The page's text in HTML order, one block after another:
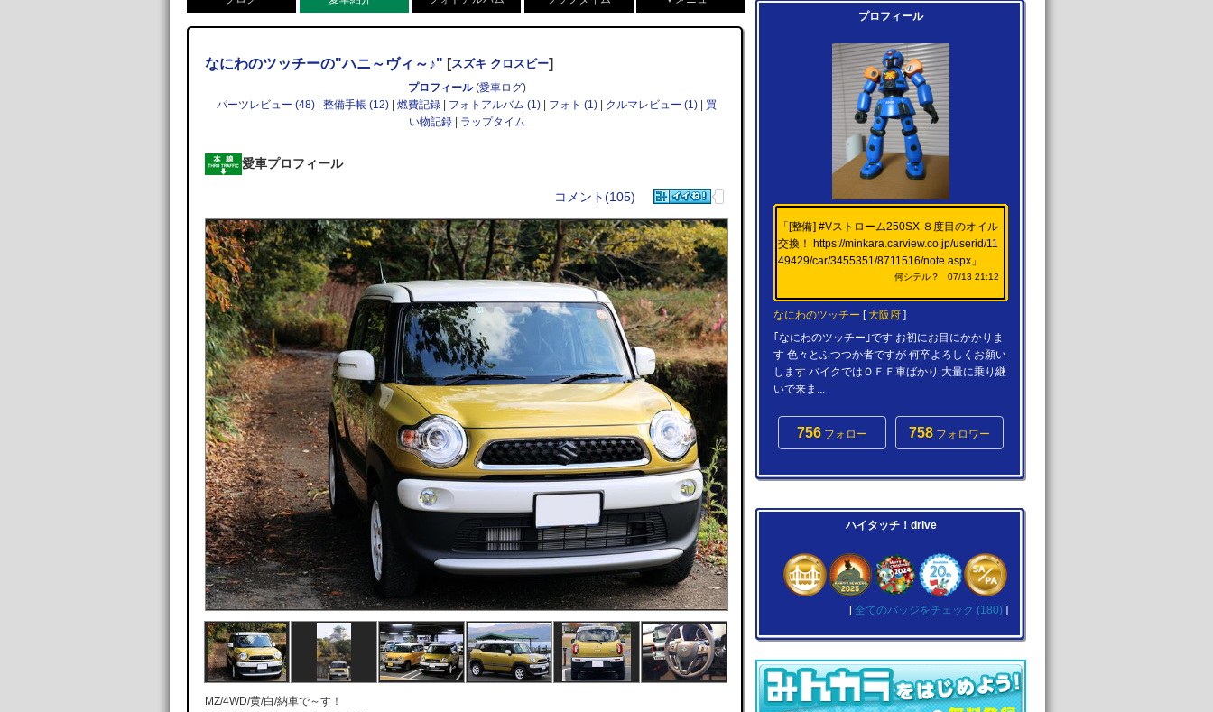
なにわのツッチーの"ハニ～ヴィ～♪" [スズキ クロスビー]
プロフィール(愛車ログ)
パーツレビュー (48)
整備手帳 (12) 燃費記録 フォトアルバム (1) フォト (1) クルマレビュー (1)
買
い物記録| ラップタイム
愛車プロフィール
コメント(105)
MZ/4WD/黄/白/納車で～す！
プロフィール
「[整備] #Vストローム250SX ８度目のオイル
交換！ https://minkara.carview.co.jp/userid/11
49429/car/3455351/8711516/note.aspx 」
何シテル？ 07/13 21:12
なにわのツッチー [ 大阪府 ]
｢なにわのツッチー｣です お初にお目にかかりま
す 色々とふつつか者ですが 何卒よろしくお願い
します バイクではＯＦＦ車ばかり 大量に乗り継
いで来ま...
756 フォロー 758 フォロワー
ハイタッチ！drive
[全てのバッジをチェック (180) ]